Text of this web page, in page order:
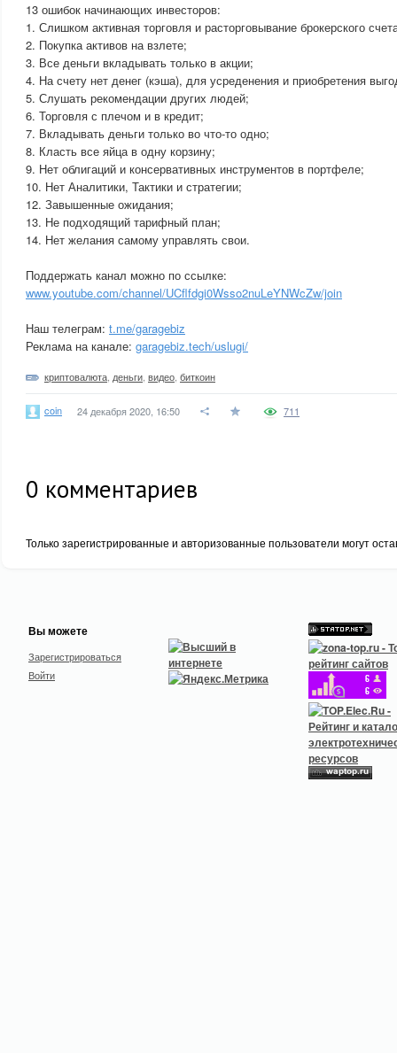
13 ошибок начинающих инвесторов:
1. Слишком активная торговля и расторговывание брокерского
2. Покупка активов на взлете;
3. Все деньги вкладывать только в акции;
4. На счету нет денег (кэша), для усреденения и приобретения
5. Слушать рекомендации других людей;
6. Торговля с плечом и в кредит;
7. Вкладывать деньги только во что-то одно;
8. Класть все яйца в одну корзину;
9. Нет облигаций и консервативных инструментов в портфеле;
10. Нет Аналитики, Тактики и стратегии;
12. Завышенные ожидания;
13. Не подходящий тарифный план;
14. Нет желания самому управлять свои.
Поддержать канал можно по ссылке:
www.youtube.com/channel/UCflfdgi0Wsso2nuLeYNWcZw/join
Наш телеграм: t.me/garagebiz
Реклама на канале: garagebiz.tech/uslugi/
криптовалюта деньги видео биткоин
coin 24 декабря 2020, 16:50 711
0 комментариев
Только зарегистрированные и авторизованные пользователи могут
Вы можете
Зарегистрироваться
Войти